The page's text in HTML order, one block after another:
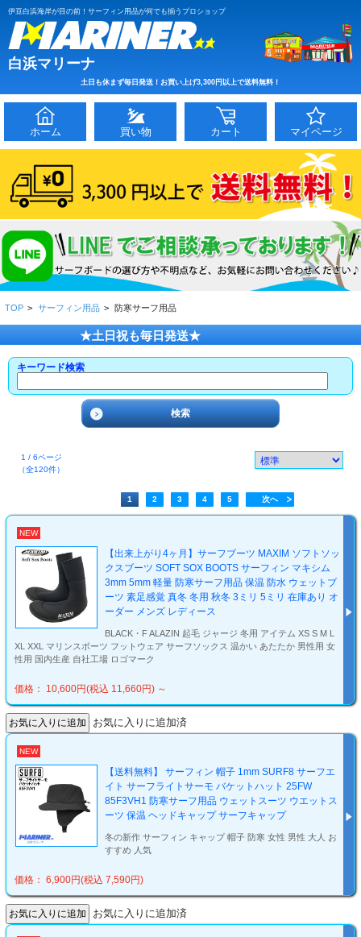
伊豆白浜海岸が目の前！サーフィン用品が何でも揃うプロショップ
白浜マリーナ
土日も休まず毎日発送！お買い上げ3,300円以上で送料無料！
ホーム 買い物 カート マイページ
TOP > サーフィン用品 > 防寒サーフ用品
★土日祝も毎日発送★
キーワード検索
1 / 6ページ
（全120件）
1 2 3 4 5 次へ
NEW
【出来上がり4ヶ月】サーフブーツ MAXIM ソフトソッ
クスブーツ SOFT SOX BOOTS サーフィン マキシム
3mm 5mm 軽量 防寒サーフ用品 保温 防水 ウェットブ
ーツ 素足感覚 真冬 冬用 秋冬 3ミリ 5ミリ 在庫あり オ
ーダー メンズ レディース
BLACK・F ALAZIN 起毛 ジャージ 冬用 アイテム XS S M L
XL XXL マリンスポーツ フットウェア サーフソックス 温かい あたたか 男性用 女
性用 国内生産 自社工場 ロゴマーク
価格： 10,600円(税込 11,660円) ～
お気に入りに追加済
NEW
【送料無料】 サーフィン 帽子 1mm SURF8 サーフエ
イト サーフライトサーモ バケットハット 25FW
85F3VH1 防寒サーフ用品 ウェットスーツ ウエットス
ーツ 保温 ヘッドキャップ サーフキャップ
冬の新作 サーフィン キャップ 帽子 防寒 女性 男性 大人 お
すすめ 人気
価格： 6,900円(税込 7,590円)
お気に入りに追加済